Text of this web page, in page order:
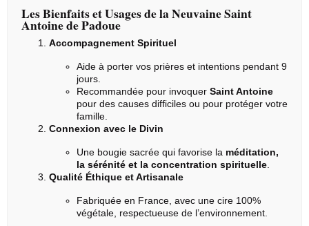
Les Bienfaits et Usages de la Neuvaine Saint
Antoine de Padoue
Accompagnement Spirituel
Aide à porter vos prières et intentions pendant 9
jours.
Recommandée pour invoquer Saint Antoine
pour des causes difficiles ou pour protéger votre
famille.
Connexion avec le Divin
Une bougie sacrée qui favorise la méditation,
la sérénité et la concentration spirituelle
Qualité Éthique et Artisanale
Fabriquée en France, avec une cire 100%
végétale, respectueuse de l’environnement.